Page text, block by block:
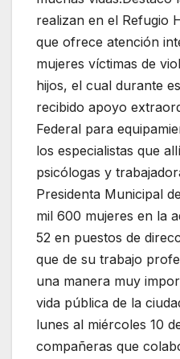
realizan en el Refugio
que ofrece atención
mujeres víctimas de
hijos, el cual durante
recibido apoyo
Federal para
los especialistas que
psicólogas y
Presidenta Municipal
mil 600 mujeres en la
52 en puestos de
que de su trabajo
una manera muy
vida pública de la
lunes al miércoles 10
compañeras que